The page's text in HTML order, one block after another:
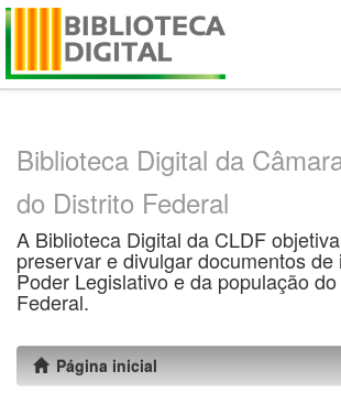
Skip
Biblioteca Digital da
do Distrito Federal
A Biblioteca Digital da CLDF
preservar e divulgar documentos de
Poder Legislativo e da população
Federal.
Página inicial